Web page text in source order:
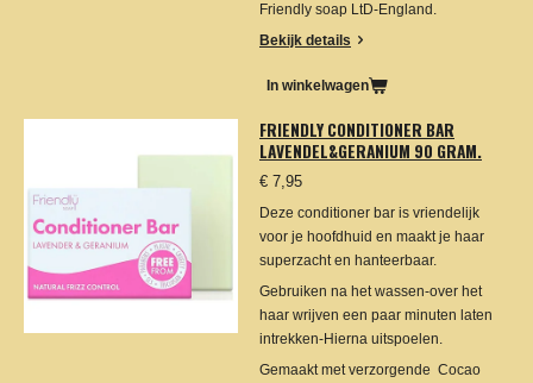
Friendly soap LtD-England.
Bekijk details
In winkelwagen
FRIENDLY CONDITIONER BAR
LAVENDEL&GERANIUM 90 GRAM.
€ 7,95
Deze conditioner bar is vriendelijk
voor je hoofdhuid en maakt je haar
superzacht en hanteerbaar.
Gebruiken na het wassen-over het
haar wrijven een paar minuten laten
intrekken-Hierna uitspoelen.
Gemaakt met verzorgende Cocao